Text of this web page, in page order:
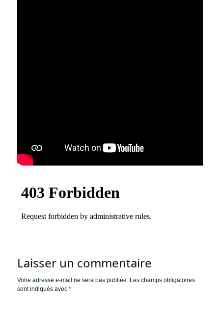
Laisser un commentaire
Votre adresse e-mail ne sera pas publiée. Les champs obligatoires
sont indiqués avec *